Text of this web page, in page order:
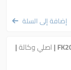
إضافة إلى السلة
بلك دينسو | FK20HBR8 | 2GR-19 | اصلي وكالة |